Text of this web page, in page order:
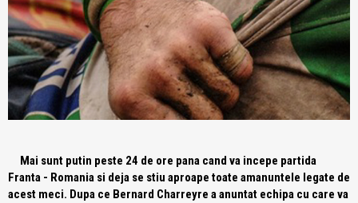
Mai sunt putin peste 24 de ore pana cand va incepe partida
Franta - Romania si deja se stiu aproape toate amanuntele legate de
acest meci. Dupa ce Bernard Charreyre a anuntat echipa cu care va